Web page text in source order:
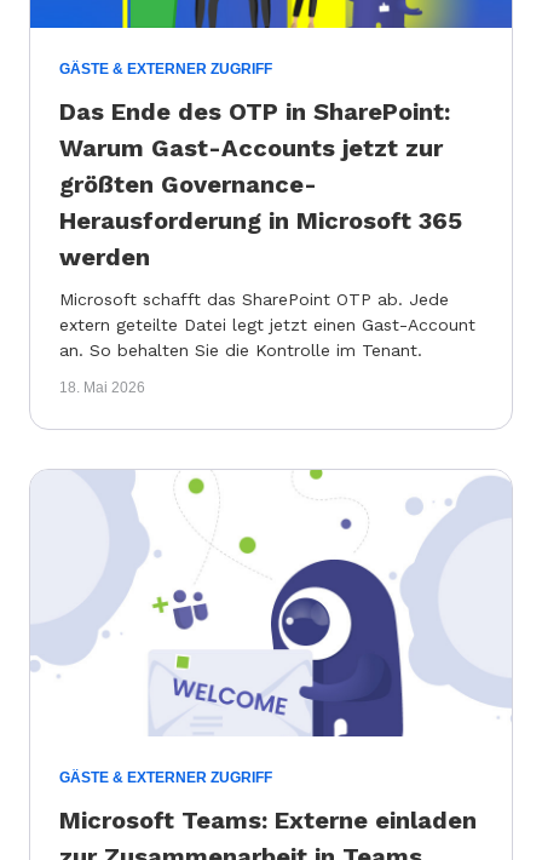
GÄSTE & EXTERNER ZUGRIFF
Das Ende des OTP in SharePoint:
Warum Gast-Accounts jetzt zur
größten Governance-
Herausforderung in Microsoft 365
werden
Microsoft schafft das SharePoint OTP ab. Jede
extern geteilte Datei legt jetzt einen Gast-Account
an. So behalten Sie die Kontrolle im Tenant.
18. Mai 2026
GÄSTE & EXTERNER ZUGRIFF
Microsoft Teams: Externe einladen